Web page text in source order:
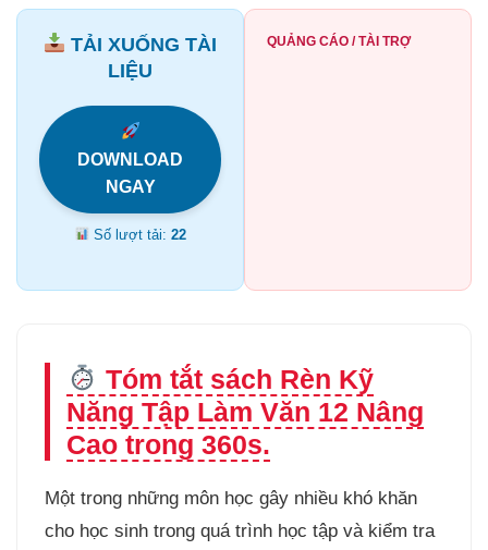
TẢI XUỐNG TÀI
LIỆU
DOWNLOAD
NGAY
Số lượt tải:22
QUẢNG CÁO / TÀI TRỢ
Tóm tắt sách Rèn Kỹ
Năng Tập Làm Văn 12 Nâng
Cao trong 360s.
Một trong những môn học gây nhiều khó khăn
cho học sinh trong quá trình học tập và kiểm tra